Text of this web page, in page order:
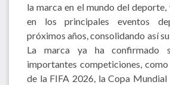
la marca en el mundo del
en los principales eventos
próximos años, consolidando así
La marca ya ha confirmado
importantes competiciones,
de la FIFA 2026, la Copa Mundial